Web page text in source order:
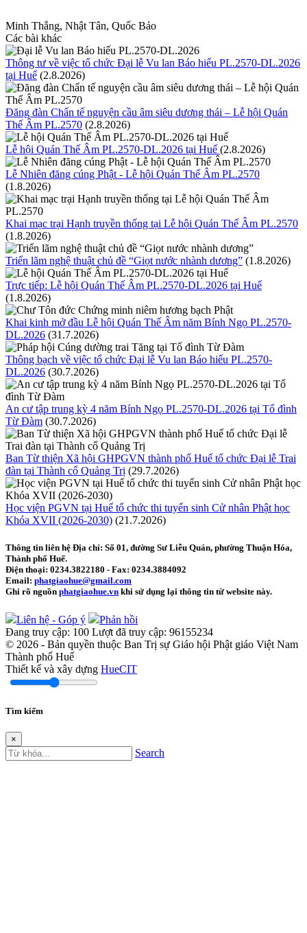
Minh Thắng, Nhật Tân, Quốc Bảo
Các bài khác
Thông tư về việc tổ chức Đại lễ Vu lan Báo hiếu PL.2570-DL.2026
tại Huế (2.8.2026)
Đăng đàn Chẩn tế nguyện cầu âm siêu dương thái – Lễ hội Quán
Thế Âm PL.2570 (2.8.2026)
Lễ hội Quán Thế Âm PL.2570-DL.2026 tại Huế (2.8.2026)
Lễ Nhiên đăng cúng Phật - Lễ hội Quán Thế Âm PL.2570
(1.8.2026)
Khai mạc trại Hạnh truyền thống tại Lễ hội Quán Thế Âm PL.2570
(1.8.2026)
Triển lãm nghệ thuật chủ đề “Giọt nước nhành dương” (1.8.2026)
Trực tiếp: Lễ hội Quán Thế Âm PL.2570-DL.2026 tại Huế
(1.8.2026)
Khai kinh mở đầu Lễ hội Quán Thế Âm năm Bính Ngọ PL.2570-
DL.2026 (31.7.2026)
Thông bạch về việc tổ chức Đại lễ Vu lan Báo hiếu PL.2570-
DL.2026 (30.7.2026)
An cư tập trung kỳ 4 năm Bính Ngọ PL.2570-DL.2026 tại Tổ đình
Từ Đàm (30.7.2026)
Ban Từ thiện Xã hội GHPGVN thành phố Huế tổ chức Đại lễ Trai
đàn tại Thành cổ Quảng Trị (29.7.2026)
Học viện PGVN tại Huế tổ chức thi tuyển sinh Cử nhân Phật học
Khóa XVII (2026-2030) (21.7.2026)
Thông tin liên hệ Địa chỉ: Số 01, đường Sư Liễu Quán, phường Thuận Hóa,
Thành phố Huế.
Điện thoại: 0234.3822180 - Fax: 0234.3884092
Email: phatgiaohue@gmail.com
Ghi rõ nguồn phatgiaohue.vn khi sử dụng lại thông tin từ website này.
Liên hệ - Góp ý
Phản hồi
Đang truy cập: 100 Lượt đã truy cập: 96155234
© 2026 - Bản quyền thuộc Ban Trị sự Giáo hội Phật giáo Việt Nam
Thành phố Huế
Thiết kế và xây dựng HueCIT
Tìm kiếm
×
Search